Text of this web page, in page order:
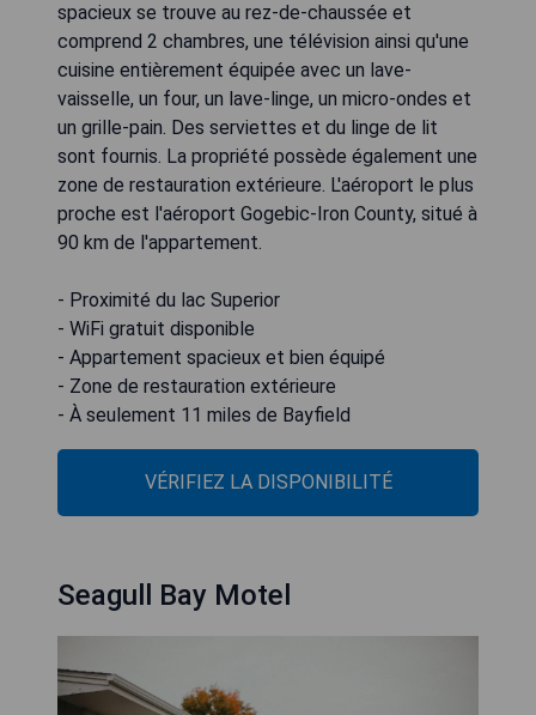
spacieux se trouve au rez-de-chaussée et
comprend 2 chambres, une télévision ainsi qu'une
cuisine entièrement équipée avec un lave-
vaisselle, un four, un lave-linge, un micro-ondes et
un grille-pain. Des serviettes et du linge de lit
sont fournis. La propriété possède également une
zone de restauration extérieure. L'aéroport le plus
proche est l'aéroport Gogebic-Iron County, situé à
90 km de l'appartement.
- Proximité du lac Superior
- WiFi gratuit disponible
- Appartement spacieux et bien équipé
- Zone de restauration extérieure
- À seulement 11 miles de Bayfield
VÉRIFIEZ LA DISPONIBILITÉ
Seagull Bay Motel